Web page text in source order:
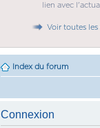
lien avec
Voir toutes les
Index du forum
Connexion